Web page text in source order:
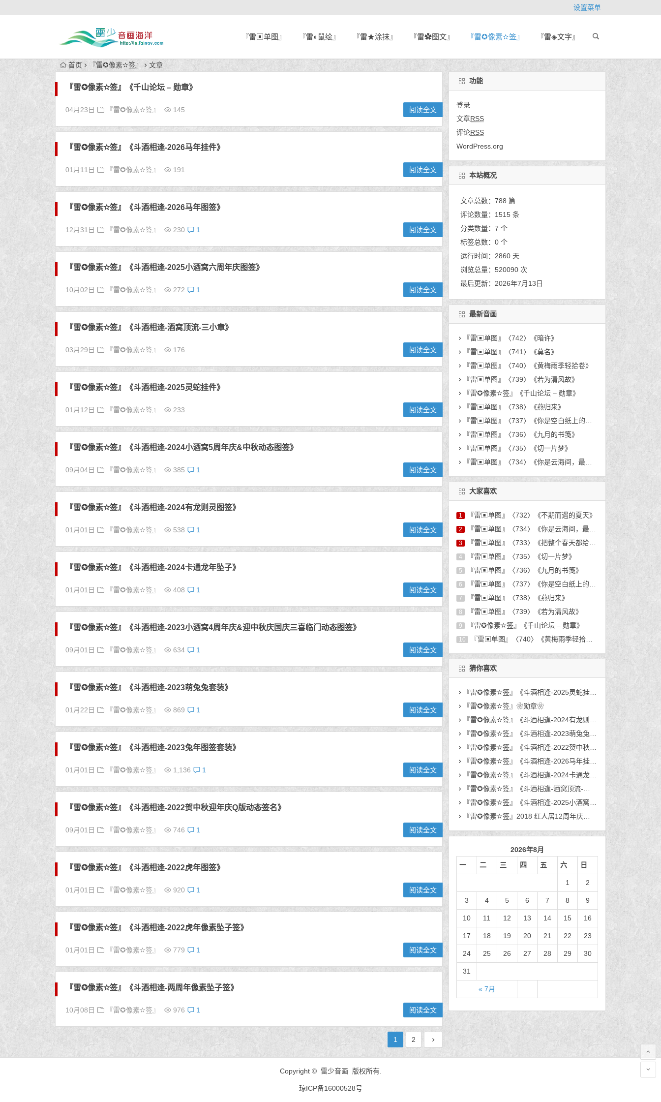
设置菜单
『雷▣单图』 『雷◐鼠绘』 『雷★涂抹』 『雷✿图文』 『雷✪像素✫签』 『雷◈文字』
首页 『雷✪像素✫签』 文章
『雷✪像素✫签』《千山论坛 – 勋章》
04月23日 『雷✪像素✫签』 145 阅读全文
『雷✪像素✫签』《斗酒相逢-2026马年挂件》
01月11日 『雷✪像素✫签』 191 阅读全文
『雷✪像素✫签』《斗酒相逢-2026马年图签》
12月31日 『雷✪像素✫签』 230 1 阅读全文
『雷✪像素✫签』《斗酒相逢-2025小酒窝六周年庆图签》
10月02日 『雷✪像素✫签』 272 1 阅读全文
『雷✪像素✫签』《斗酒相逢-酒窝顶流-三小章》
03月29日 『雷✪像素✫签』 176 阅读全文
『雷✪像素✫签』《斗酒相逢-2025灵蛇挂件》
01月12日 『雷✪像素✫签』 233 阅读全文
『雷✪像素✫签』《斗酒相逢-2024小酒窝5周年庆&中秋动态图签》
09月04日 『雷✪像素✫签』 385 1 阅读全文
『雷✪像素✫签』《斗酒相逢-2024有龙则灵图签》
01月01日 『雷✪像素✫签』 538 1 阅读全文
『雷✪像素✫签』《斗酒相逢-2024卡通龙年坠子》
01月01日 『雷✪像素✫签』 408 1 阅读全文
『雷✪像素✫签』《斗酒相逢-2023小酒窝4周年庆&迎中秋庆国庆三喜临门动态图签》
09月01日 『雷✪像素✫签』 634 1 阅读全文
『雷✪像素✫签』《斗酒相逢-2023萌兔兔套装》
01月22日 『雷✪像素✫签』 869 1 阅读全文
『雷✪像素✫签』《斗酒相逢-2023兔年图签套装》
01月01日 『雷✪像素✫签』 1,136 1 阅读全文
『雷✪像素✫签』《斗酒相逢-2022贺中秋迎年庆Q版动态签名》
09月01日 『雷✪像素✫签』 746 1 阅读全文
『雷✪像素✫签』《斗酒相逢-2022虎年图签》
01月01日 『雷✪像素✫签』 920 1 阅读全文
『雷✪像素✫签』《斗酒相逢-2022虎年像素坠子签》
01月01日 『雷✪像素✫签』 779 1 阅读全文
『雷✪像素✫签』《斗酒相逢-两周年像素坠子签》
10月08日 『雷✪像素✫签』 976 1 阅读全文
1 2
功能
登录
文章RSS
评论RSS
WordPress.org
本站概况
文章总数：788 篇
评论数量：1515 条
分类数量：7 个
标签总数：0 个
运行时间：2860 天
浏览总量：520090 次
最后更新：2026年7月13日
最新音画
『雷▣单图』〈742〉《暗许》
『雷▣单图』〈741〉《莫名》
『雷▣单图』〈740〉《黄梅雨季轻拾卷》
『雷▣单图』〈739〉《若为清风故》
『雷✪像素✫签』《千山论坛 – 勋章》
『雷▣单图』〈738〉《燕归来》
『雷▣单图』〈737〉《你是空白纸上的人》
『雷▣单图』〈736〉《九月的书笺》
『雷▣单图』〈735〉《切一片梦》
『雷▣单图』〈734〉《你是云海间，最漫不经心的惊鸿客。》
大家喜欢
1 『雷▣单图』〈732〉《不期而遇的夏天》
2 『雷▣单图』〈734〉《你是云海间，最漫不经心的惊鸿客。》
3 『雷▣单图』〈733〉《把整个春天都给你》
4 『雷▣单图』〈735〉《切一片梦》
5 『雷▣单图』〈736〉《九月的书笺》
6 『雷▣单图』〈737〉《你是空白纸上的人》
7 『雷▣单图』〈738〉《燕归来》
8 『雷▣单图』〈739〉《若为清风故》
9 『雷✪像素✫签』《千山论坛 – 勋章》
10 『雷▣单图』〈740〉《黄梅雨季轻拾卷》
猜你喜欢
『雷✪像素✫签』《斗酒相逢-2025灵蛇挂件》
『雷✪像素✫签』❀勋章❀
『雷✪像素✫签』《斗酒相逢-2024有龙则灵图签》
『雷✪像素✫签』《斗酒相逢-2023萌兔兔套装》
『雷✪像素✫签』《斗酒相逢-2022贺中秋迎年庆Q版动态签名》
『雷✪像素✫签』《斗酒相逢-2026马年挂件》
『雷✪像素✫签』《斗酒相逢-2024卡通龙年坠子》
『雷✪像素✫签』《斗酒相逢-酒窝顶流-三小章》
『雷✪像素✫签』《斗酒相逢-2025小酒窝六周年庆图签》
『雷✪像素✫签』2018 红人居12周年庆像素签
2026年8月
一
二 三 四 五 六 日
« 7月
1 2
3 4 5 6 7 8 9
10 11 12 13 14 15 16
17 18 19 20 21 22 23
24 25 26 27 28 29 30
31
Copyright © 雷少音画 版权所有.
琼ICP备16000528号